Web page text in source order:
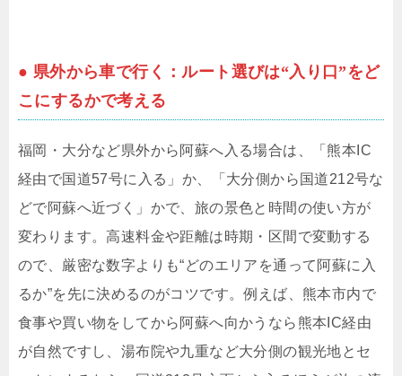
● 県外から車で行く：ルート選びは“入り口”をど
こにするかで考える
福岡・大分など県外から阿蘇へ入る場合は、「熊本IC
経由で国道57号に入る」か、「大分側から国道212号な
どで阿蘇へ近づく」かで、旅の景色と時間の使い方が
変わります。高速料金や距離は時期・区間で変動する
ので、厳密な数字よりも“どのエリアを通って阿蘇に入
るか”を先に決めるのがコツです。例えば、熊本市内で
食事や買い物をしてから阿蘇へ向かうなら熊本IC経由
が自然ですし、湯布院や九重など大分側の観光地とセ